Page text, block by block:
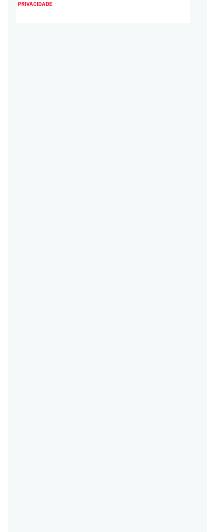
PRIVACIDADE